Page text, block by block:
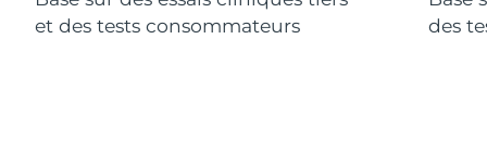
et des tests consommateurs
des